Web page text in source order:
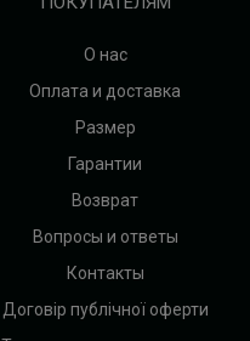
О нас
Оплата и доставка
Размер
Гарантии
Возврат
Вопросы и ответы
Контакты
Договір публічної оферти